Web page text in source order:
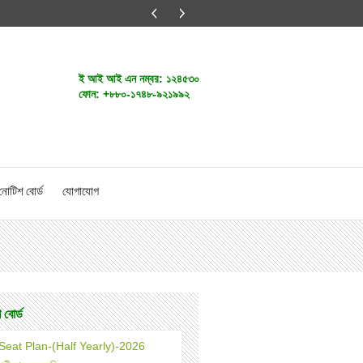
ই আই আই এন নম্বর: ১২৪৫৩০
ফোন: +৮৮০-১৭৪৮-৯২১৯৯২
বোর্ড যোগাযোগ
বোর্ড
Plan-(Half Yearly)-2026